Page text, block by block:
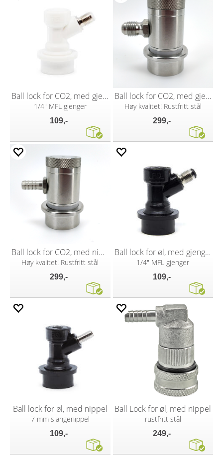
Ball lock for CO2, med gjenger
1/4" MFL gjenger
109,-
Ball lock for CO2, med gjenger
Høy kvalitet! Rustfritt stål
299,-
Ball lock for CO2, med nippel
Høy kvalitet! Rustfritt stål
299,-
Ball lock for øl, med gjenger
1/4" MFL gjenger
109,-
Ball lock for øl, med nippel
7 mm slangenippel
109,-
Ball Lock for øl, med nippel
rustfritt stål
249,-